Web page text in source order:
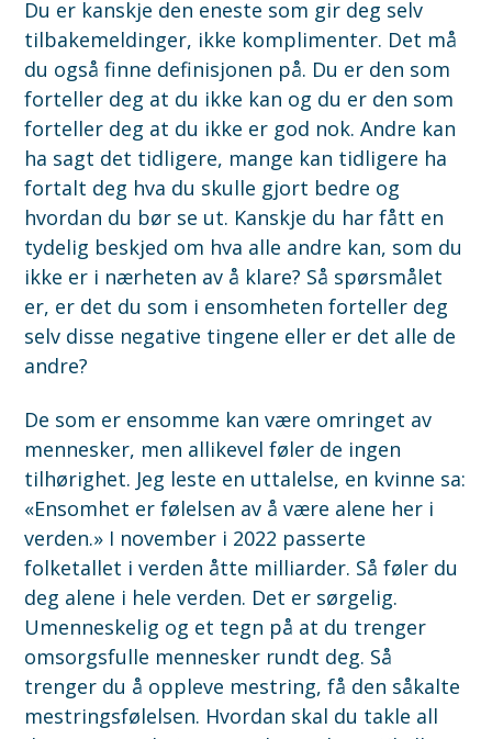
Du er kanskje den eneste som gir deg selv
tilbakemeldinger, ikke komplimenter. Det må
du også finne definisjonen på. Du er den som
forteller deg at du ikke kan og du er den som
forteller deg at du ikke er god nok. Andre kan
ha sagt det tidligere, mange kan tidligere ha
fortalt deg hva du skulle gjort bedre og
hvordan du bør se ut. Kanskje du har fått en
tydelig beskjed om hva alle andre kan, som du
ikke er i nærheten av å klare? Så spørsmålet
er, er det du som i ensomheten forteller deg
selv disse negative tingene eller er det alle de
andre?
De som er ensomme kan være omringet av
mennesker, men allikevel føler de ingen
tilhørighet. Jeg leste en uttalelse, en kvinne sa:
«Ensomhet er følelsen av å være alene her i
verden.» I november i 2022 passerte
folketallet i verden åtte milliarder. Så føler du
deg alene i hele verden. Det er sørgelig.
Umenneskelig og et tegn på at du trenger
omsorgsfulle mennesker rundt deg. Så
trenger du å oppleve mestring, få den såkalte
mestringsfølelsen. Hvordan skal du takle all